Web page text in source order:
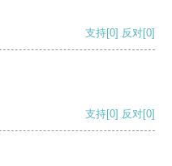
支持[0] 反对[0]
支持[0] 反对[0]